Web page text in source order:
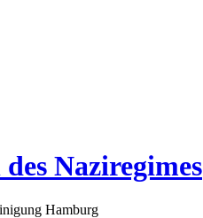
Naziregimes
Hamburg